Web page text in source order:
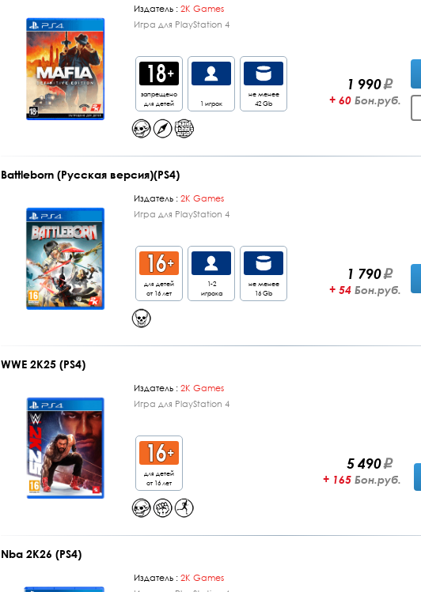
Издатель :2K Games
Игра для PlayStation 4
запрещено
для детей
1 игрок
не менее
42 Gb
1 990
+ 60 Бон.руб.
Battleborn (Русская версия)(PS4)
Издатель :2K Games
Игра для PlayStation 4
для детей
от 16 лет
1-2
игрока
не менее
16 Gb
1 790
+ 54 Бон.руб.
WWE 2K25 (PS4)
Издатель :2K Games
Игра для PlayStation 4
для детей
от 16 лет
5 490
+ 165 Бон.руб.
Nba 2K26 (PS4)
Издатель :2K Games